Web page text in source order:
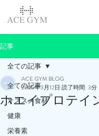
記事
全ての記事
オススメ食材
健康
栄養素
全ての記事
ホエイプロテイ
ACE GYM BLOG
2025年3月12日 読了時間: 3分